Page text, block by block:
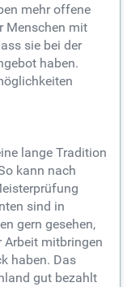
mehr offene
Menschen mit
sie bei der
haben.
lange Tradition
kann nach
sind in
gern gesehen,
Arbeit mitbringen
haben. Das
gut bezahlt